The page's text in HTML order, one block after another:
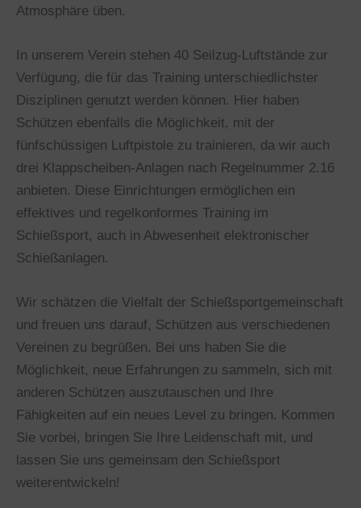
Atmosphäre üben.
In unserem Verein stehen 40 Seilzug-Luftstände zur
Verfügung, die für das Training unterschiedlichster
Disziplinen genutzt werden können. Hier haben
Schützen ebenfalls die Möglichkeit, mit der
fünfschüssigen Luftpistole zu trainieren, da wir auch
drei Klappscheiben-Anlagen nach Regelnummer 2.16
anbieten. Diese Einrichtungen ermöglichen ein
effektives und regelkonformes Training im
Schießsport, auch in Abwesenheit elektronischer
Schießanlagen.
Wir schätzen die Vielfalt der Schießsportgemeinschaft
und freuen uns darauf, Schützen aus verschiedenen
Vereinen zu begrüßen. Bei uns haben Sie die
Möglichkeit, neue Erfahrungen zu sammeln, sich mit
anderen Schützen auszutauschen und Ihre
Fähigkeiten auf ein neues Level zu bringen. Kommen
Sie vorbei, bringen Sie Ihre Leidenschaft mit, und
lassen Sie uns gemeinsam den Schießsport
weiterentwickeln!